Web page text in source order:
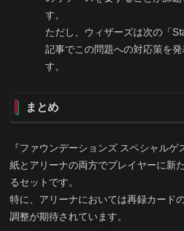
す。
ただし、ウィザーズは次の「
記事でこの問題への対応策を
す。
まとめ
『ファウンデーションズ スペシャルゲ
紙とアリーナの両方でプレイヤーに新
るセットです。
特に、アリーナにおいては再録カード
調整が期待されています。